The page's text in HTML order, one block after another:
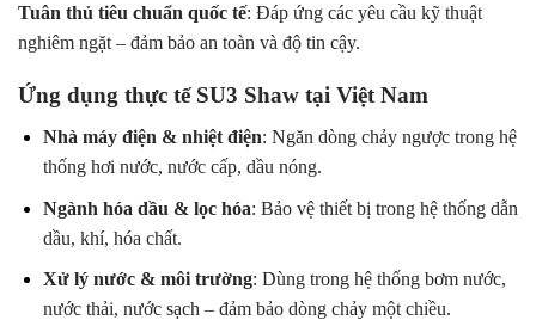
Tuân thủ tiêu chuẩn quốc tế: Đáp ứng các yêu cầu kỹ thuật
nghiêm ngặt – đảm bảo an toàn và độ tin cậy.
Ứng dụng thực tế SU3 Shaw tại Việt Nam
Nhà máy điện & nhiệt điện: Ngăn dòng chảy ngược trong hệ
thống hơi nước, nước cấp, dầu nóng.
Ngành hóa dầu & lọc hóa: Bảo vệ thiết bị trong hệ thống dẫn
dầu, khí, hóa chất.
Xử lý nước & môi trường: Dùng trong hệ thống bơm nước,
nước thải, nước sạch – đảm bảo dòng chảy một chiều.